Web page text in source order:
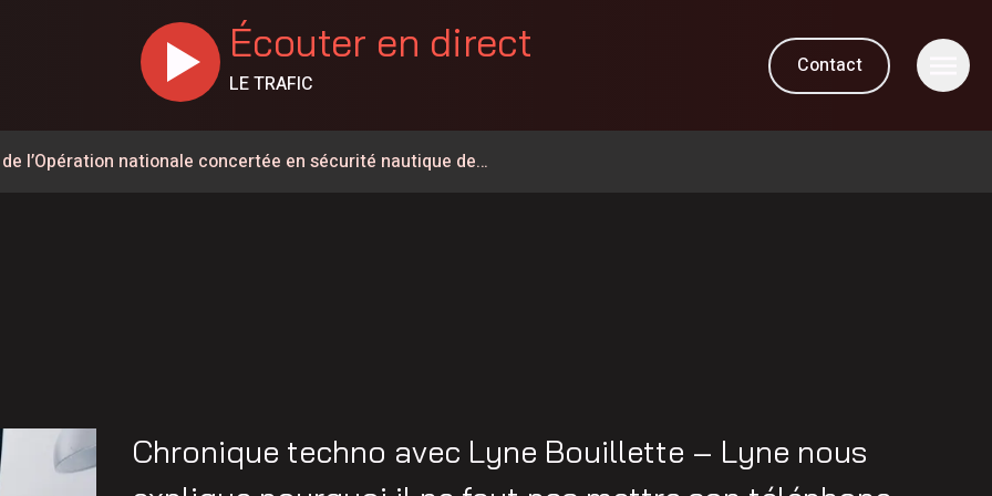
Écouter en direct
LE TRAFIC
Contact
l’Opération nationale concertée en sécurité nautique de
de la 155
conserve son avance dans les intentions de vote
jusqu’au km 106
sur l’eau
Chronique techno avec Lyne Bouillette – Lyne nous